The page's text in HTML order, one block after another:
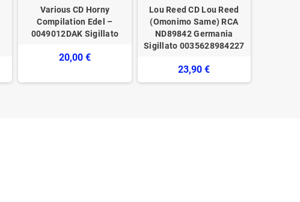
Various CD Horny
Compilation Edel –
0049012DAK Sigillato
20,00 €
Lou Reed CD Lou Reed
(Omonimo Same) RCA
ND89842 Germania
Sigillato 0035628984227
23,90 €